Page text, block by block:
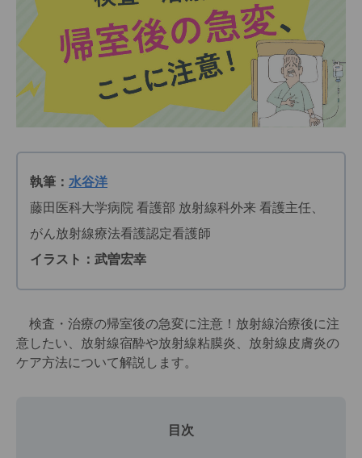
執筆： 水谷洋
藤田医科大学病院 看護部 放射線科外来 看護主任、
がん放射線療法看護認定看護師
イラスト：武曽宏幸
検査・治療の帰室後の急変に注意！放射線治療後に注
意したい、放射線宿酔や放射線粘膜炎、放射線皮膚炎の
ケア方法について解説します。
目次